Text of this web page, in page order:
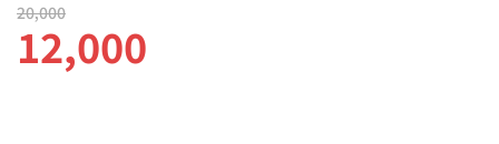
20,000
12,000